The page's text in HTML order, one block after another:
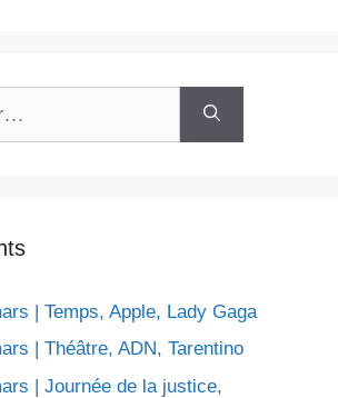
| Temps, Apple, Lady Gaga
| Théâtre, ADN, Tarentino
| Journée de la justice,